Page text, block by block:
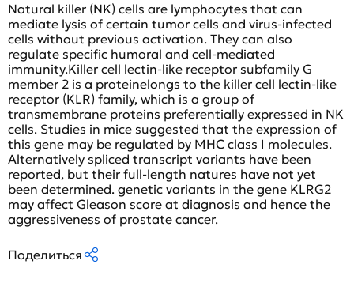
Natural killer (NK) cells are lymphocytes that can
mediate lysis of certain tumor cells and virus-infected
cells without previous activation. They can also
regulate specific humoral and cell-mediated
immunity.Killer cell lectin-like receptor subfamily G
member 2 is a proteinelongs to the killer cell lectin-like
receptor (KLR) family, which is a group of
transmembrane proteins preferentially expressed in NK
cells. Studies in mice suggested that the expression of
this gene may be regulated by MHC class I molecules.
Alternatively spliced transcript variants have been
reported, but their full-length natures have not yet
been determined. genetic variants in the gene KLRG2
may affect Gleason score at diagnosis and hence the
aggressiveness of prostate cancer.
Поделиться